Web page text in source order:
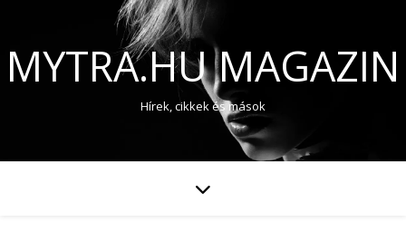
MYTRA.HU MAGAZIN
Hírek, cikkek és mások